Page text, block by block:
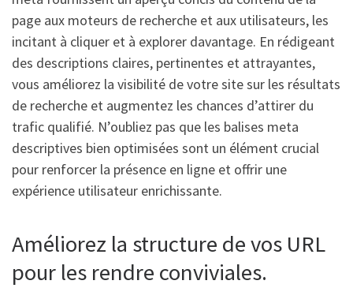
page aux moteurs de recherche et aux utilisateurs, les
incitant à cliquer et à explorer davantage. En rédigeant
des descriptions claires, pertinentes et attrayantes,
vous améliorez la visibilité de votre site sur les résultats
de recherche et augmentez les chances d’attirer du
trafic qualifié. N’oubliez pas que les balises meta
descriptives bien optimisées sont un élément crucial
pour renforcer la présence en ligne et offrir une
expérience utilisateur enrichissante.
Améliorez la structure de vos URL
pour les rendre conviviales.